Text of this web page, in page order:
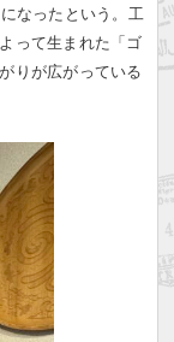
なったという。工
って生まれた「ゴ
りが広がっている